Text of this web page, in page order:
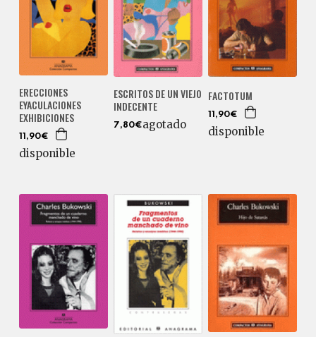
ERECCIONES
EYACULACIONES
EXHIBICIONES
11,90€
disponible
ESCRITOS DE UN VIEJO
INDECENTE
7,80€agotado
FACTOTUM
11,90€
disponible